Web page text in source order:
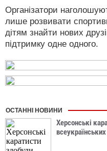
Організатори
лише розвивати
дітям знайти нових
підтримку одне одного.
ОСТАННІ НОВИНИ
Херсонські